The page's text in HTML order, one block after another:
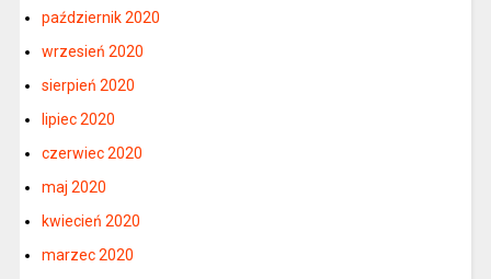
październik 2020
wrzesień 2020
sierpień 2020
lipiec 2020
czerwiec 2020
maj 2020
kwiecień 2020
marzec 2020